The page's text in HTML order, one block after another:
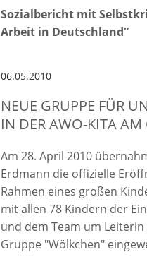
Sozialbericht mit
Arbeit in Deutschland“
06.05.2010
NEUE GRUPPE FÜR
IN DER AWO-KITA
Am 28. April 2010
Erdmann die offizielle
Rahmen eines großen
mit allen 78 Kindern der
und dem Team um
Gruppe "Wölkchen"